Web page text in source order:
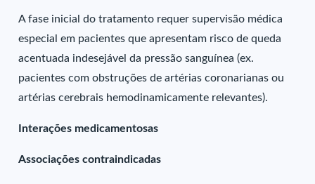
A fase inicial do tratamento requer supervisão médica
especial em pacientes que apresentam risco de queda
acentuada indesejável da pressão sanguínea (ex.
pacientes com obstruções de artérias coronarianas ou
artérias cerebrais hemodinamicamente relevantes).
Interações medicamentosas
Associações contraindicadas